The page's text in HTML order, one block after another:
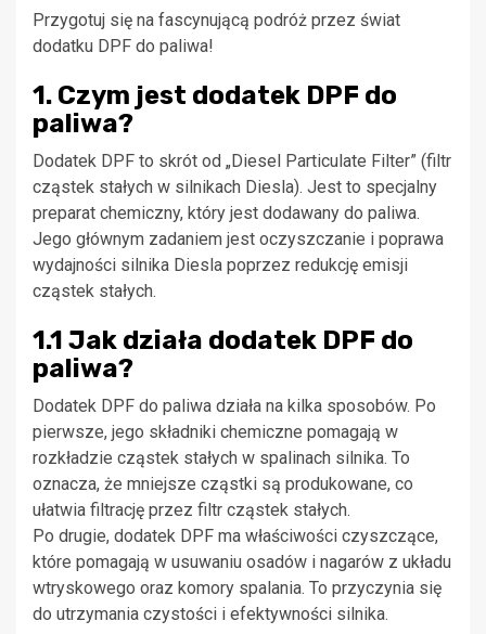
Przygotuj się na fascynującą podróż przez świat
dodatku DPF do paliwa!
1. Czym jest dodatek DPF do
paliwa?
Dodatek DPF to skrót od „Diesel Particulate Filter” (filtr
cząstek stałych w silnikach Diesla). Jest to specjalny
preparat chemiczny, który jest dodawany do paliwa.
Jego głównym zadaniem jest oczyszczanie i poprawa
wydajności silnika Diesla poprzez redukcję emisji
cząstek stałych.
1.1 Jak działa dodatek DPF do
paliwa?
Dodatek DPF do paliwa działa na kilka sposobów. Po
pierwsze, jego składniki chemiczne pomagają w
rozkładzie cząstek stałych w spalinach silnika. To
oznacza, że mniejsze cząstki są produkowane, co
ułatwia filtrację przez filtr cząstek stałych.
Po drugie, dodatek DPF ma właściwości czyszczące,
które pomagają w usuwaniu osadów i nagarów z układu
wtryskowego oraz komory spalania. To przyczynia się
do utrzymania czystości i efektywności silnika.